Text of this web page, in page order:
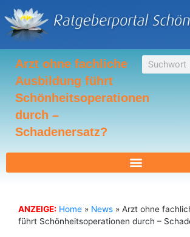
Inhalt
springen
Arzt ohne fachliche
Ausbildung führt
Schönheitsoperationen
durch –
Schadenersatz?
Suche
ANZEIGE: Home » News » Arzt ohne
führt Schönheitsoperationen durch –